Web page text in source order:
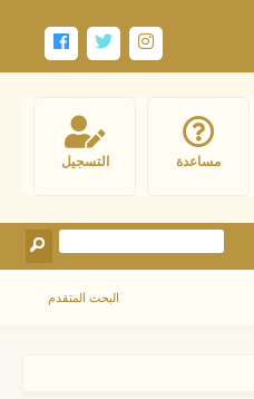
التسجيل مساعدة
البحث المتقدم